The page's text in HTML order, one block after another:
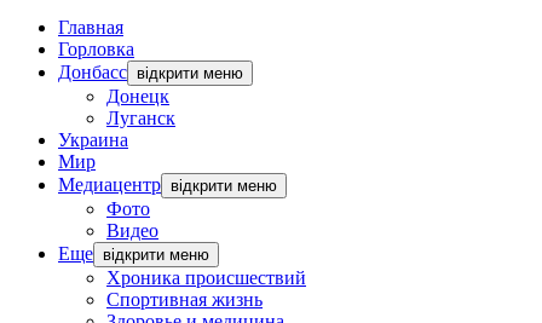
Главная
Горловка
Донбасс відкрити меню
Донецк
Луганск
Украина
Мир
Медиацентр відкрити меню
Фото
Видео
Еще відкрити меню
Хроника происшествий
Спортивная жизнь